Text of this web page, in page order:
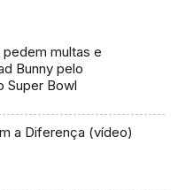
multas e
Bunny pelo
Super Bowl
a Diferença (vídeo)